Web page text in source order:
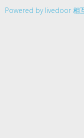
Powered by livedoor 相